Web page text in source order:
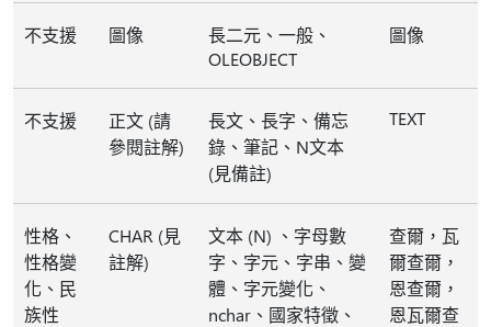
不支援 圖像
長二元、一般、
OLEOBJECT
圖像
不支援
正文 (請
參閱註解)
長文、長字、備忘
錄、筆記、N文本
(見備註)
TEXT
性格、
性格變
化、民
族性
CHAR (見
註解)
文本 (N) 、字母數
字、字元、字串、變
體、字元變化、
nchar、國家特徵、
查爾，瓦
爾查爾，
恩查爾，
恩瓦爾查